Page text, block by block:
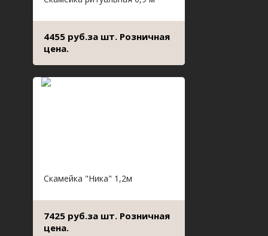
4455 руб.за шт. Розничная
цена.
Скамейка "Ника" 1,2м
7425 руб.за шт. Розничная
цена.